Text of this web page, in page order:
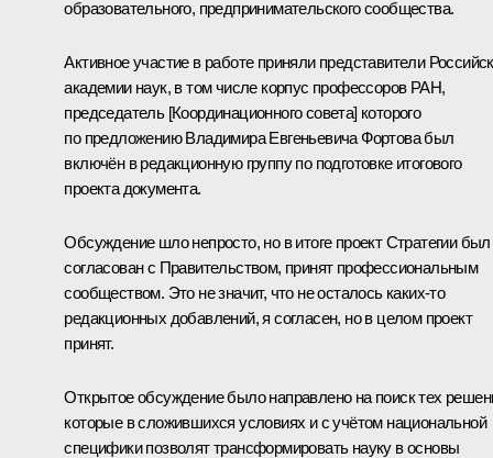
образовательного, предпринимательского сообщества.
Активное участие в работе приняли представители
академии наук, в том числе корпус профессоров РАН,
председатель [Координационного совета] которого
по предложению Владимира Евгеньевича Фортова был
включён в редакционную группу по подготовке итогового
проекта документа.
Обсуждение шло непросто, но в итоге проект Стратегии был
согласован с Правительством, принят профессиональным
сообществом. Это не значит, что не осталось каких‑то
редакционных добавлений, я согласен, но в целом проект
принят.
Открытое обсуждение было направлено на поиск тех
которые в сложившихся условиях и с учётом национальной
специфики позволят трансформировать науку в основы